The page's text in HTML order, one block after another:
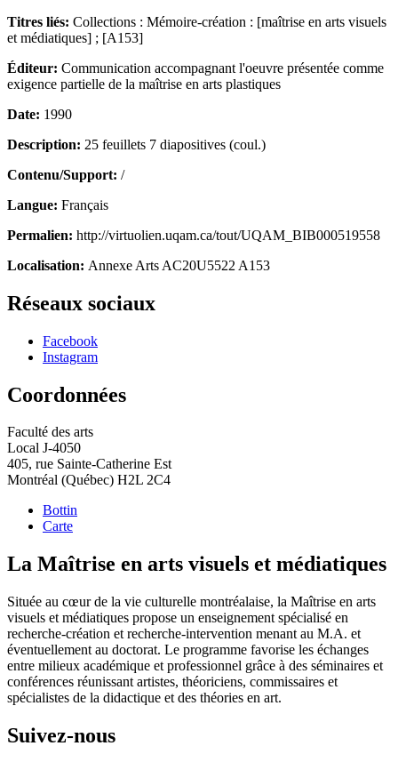
Titres liés: Collections : Mémoire-création : [maîtrise en arts visuels
et médiatiques] ; [A153]
Éditeur: Communication accompagnant l'oeuvre présentée comme
exigence partielle de la maîtrise en arts plastiques
Date: 1990
Description: 25 feuillets 7 diapositives (coul.)
Contenu/Support: /
Langue: Français
Permalien: http://virtuolien.uqam.ca/tout/UQAM_BIB000519558
Localisation: Annexe Arts AC20U5522 A153
Réseaux sociaux
Facebook
Instagram
Coordonnées
Faculté des arts
Local J-4050
405, rue Sainte-Catherine Est
Montréal (Québec) H2L 2C4
Bottin
Carte
La Maîtrise en arts visuels et médiatiques
Située au cœur de la vie culturelle montréalaise, la Maîtrise en arts
visuels et médiatiques propose un enseignement spécialisé en
recherche-création et recherche-intervention menant au M.A. et
éventuellement au doctorat. Le programme favorise les échanges
entre milieux académique et professionnel grâce à des séminaires et
conférences réunissant artistes, théoriciens, commissaires et
spécialistes de la didactique et des théories en art.
Suivez-nous